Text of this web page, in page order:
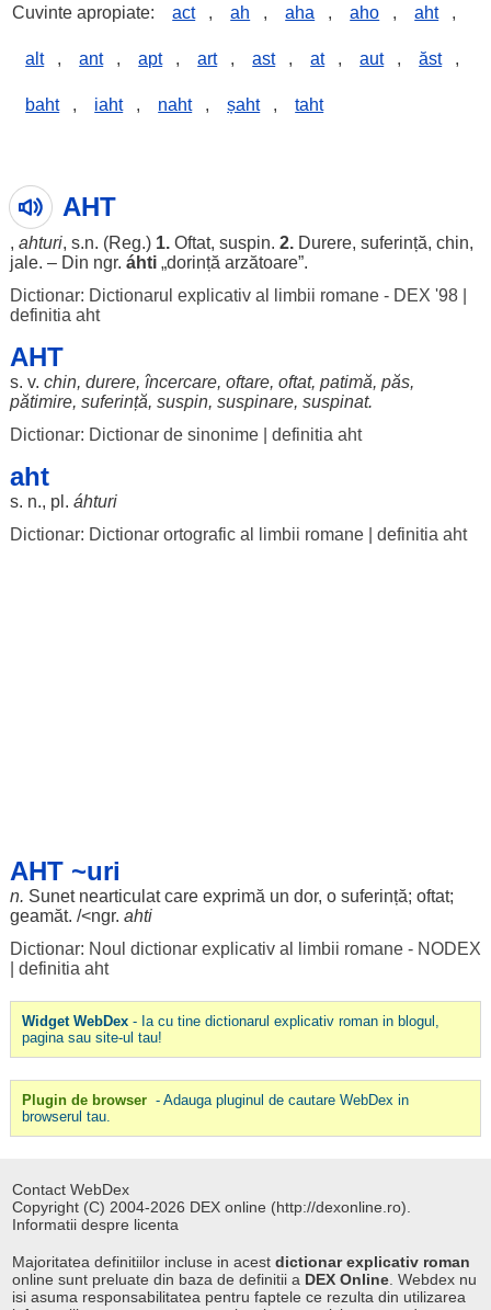
Cuvinte apropiate: act , ah , aha , aho , aht ,
alt , ant , apt , art , ast , at , aut , ăst ,
baht , iaht , naht , șaht , taht
AHT
, ahturi, s.n. (Reg.) 1. Oftat, suspin. 2. Durere, suferință, chin,
jale. – Din ngr. áhti„dorință arzătoare”.
Dictionar: Dictionarul explicativ al limbii romane - DEX '98|
definitia aht
AHT
s. v. chin, durere, încercare, oftare, oftat, patimă, păs,
pătimire, suferință, suspin, suspinare, suspinat.
Dictionar: Dictionar de sinonime| definitia aht
aht
s. n., pl. áhturi
Dictionar: Dictionar ortografic al limbii romane| definitia aht
AHT ~uri
n. Sunet nearticulatcare exprimă un dor, o suferință; oftat;
geamăt. /<ngr. ahti
Dictionar: Noul dictionar explicativ al limbii romane - NODEX
definitia aht
Widget WebDex- Ia cu tine dictionarul explicativ roman in blogul,
pagina sau site-ul tau!
Plugin de browser - Adauga pluginul de cautare WebDex in
browserul tau.
Contact WebDex
Copyright (C) 2004-2026 DEX online (http://dexonline.ro).
Informatii despre licenta
Majoritatea definitiilor incluse in acestdictionar explicativ roman
online sunt preluate din baza de definitii a DEX Online . Webdex nu
isi asuma responsabilitatea pentru faptele ce rezulta din utilizarea